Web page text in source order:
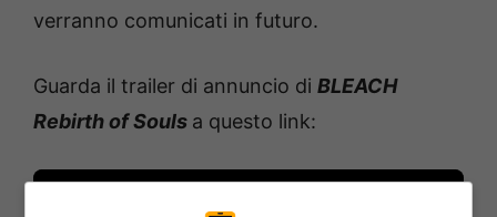
verranno comunicati in futuro.
Guarda il trailer di annuncio di BLEACH
Rebirth of Souls a questo link: